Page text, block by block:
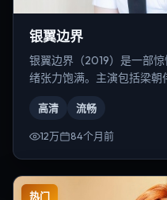
银翼边界
银翼边界（2019）是一部
绪张力饱满。主演包括梁朝
高清 流畅
12万 84个月前
热门